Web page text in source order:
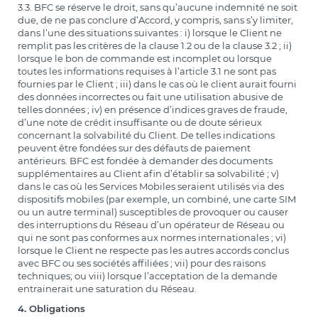
3.3. BFC se réserve le droit, sans qu’aucune indemnité ne soit
due, de ne pas conclure d’Accord, y compris, sans s’y limiter,
dans l’une des situations suivantes : i) lorsque le Client ne
remplit pas les critères de la clause 1.2 ou de la clause 3.2 ; ii)
lorsque le bon de commande est incomplet ou lorsque
toutes les informations requises à l’article 3.1 ne sont pas
fournies par le Client ; iii) dans le cas où le client aurait fourni
des données incorrectes ou fait une utilisation abusive de
telles données ; iv) en présence d’indices graves de fraude,
d’une note de crédit insuffisante ou de doute sérieux
concernant la solvabilité du Client. De telles indications
peuvent être fondées sur des défauts de paiement
antérieurs. BFC est fondée à demander des documents
supplémentaires au Client afin d’établir sa solvabilité ; v)
dans le cas où les Services Mobiles seraient utilisés via des
dispositifs mobiles (par exemple, un combiné, une carte SIM
ou un autre terminal) susceptibles de provoquer ou causer
des interruptions du Réseau d’un opérateur de Réseau ou
qui ne sont pas conformes aux normes internationales ; vi)
lorsque le Client ne respecte pas les autres accords conclus
avec BFC ou ses sociétés affiliées ; vii) pour des raisons
techniques; ou viii) lorsque l’acceptation de la demande
entrainerait une saturation du Réseau.
4. Obligations